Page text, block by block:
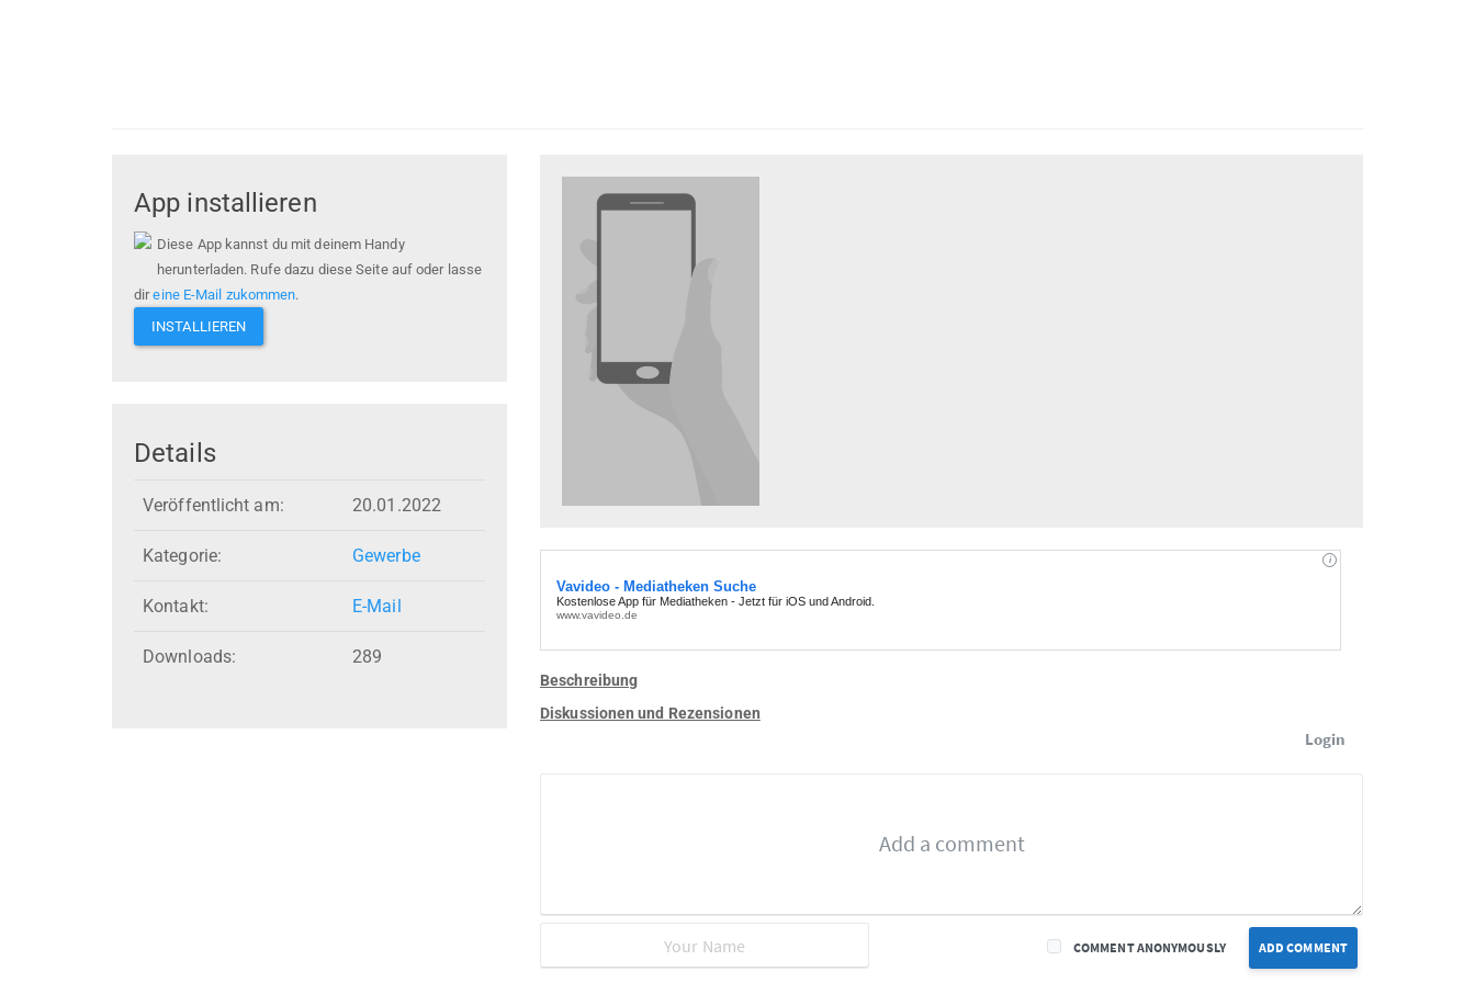
App installieren
Diese App kannst du mit deinem Handy
herunterladen. Rufe dazu diese Seite auf oder lasse
direine E-Mail zukommen.
INSTALLIEREN
Details
Veröffentlicht am: 20.01.2022
Kategorie: Gewerbe
Kontakt: E-Mail
Downloads: 289
Beschreibung
Diskussionen und Rezensionen
Login
ADD COMMENT
COMMENT ANONYMOUSLY